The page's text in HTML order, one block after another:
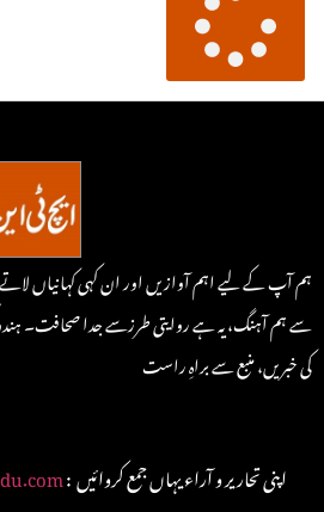
ہم آپ کے لیے اہم آوازیں اور ان کہی کہانیاں
سے ہم آہنگ، یہ ہے روایتی طرزسے جدا صحافت۔
کی خبریں، منبع سے براہِ راست
: اپنی تحاریر و آراء یہاں جمع کروائیں